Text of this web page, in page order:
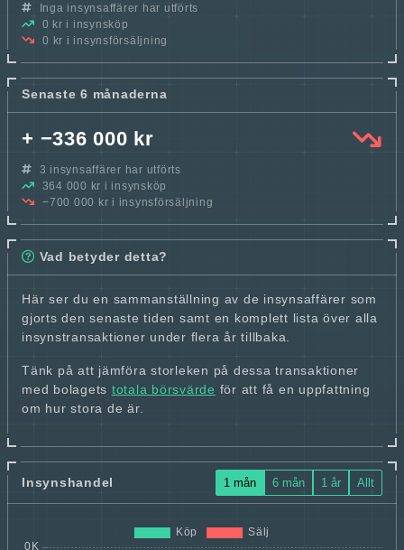
Inga insynsaffärer har utförts
0 kr i insynsköp
0 kr i insynsförsäljning
Senaste 6 månaderna
+ −336 000 kr
3 insynsaffärer har utförts
364 000 kr i insynsköp
−700 000 kr i insynsförsäljning
Vad betyder detta?
Här ser du en sammanställning av de insynsaffärer som
gjorts den senaste tiden samt en komplett lista över alla
insynstransaktioner under flera år tillbaka.
Tänk på att jämföra storleken på dessa transaktioner
med bolagets totala börsvärde för att få en uppfattning
om hur stora de är.
Insynshandel 1 mån 6 mån 1 år Allt